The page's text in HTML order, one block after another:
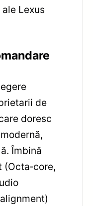
Lexus
de
doresc
Îmbină